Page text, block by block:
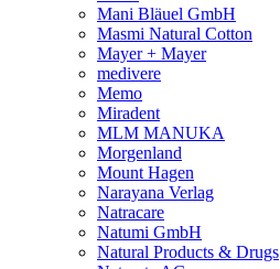
Mani Bläuel GmbH
Masmi Natural Cotton
Mayer + Mayer
medivere
Memo
Miradent
MLM MANUKA
Morgenland
Mount Hagen
Narayana Verlag
Natracare
Natumi GmbH
Natural Products & Drugs